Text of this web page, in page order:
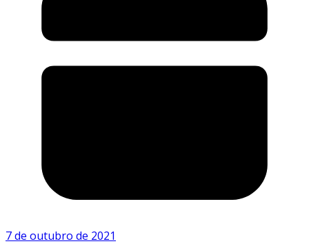
7 de outubro de 2021